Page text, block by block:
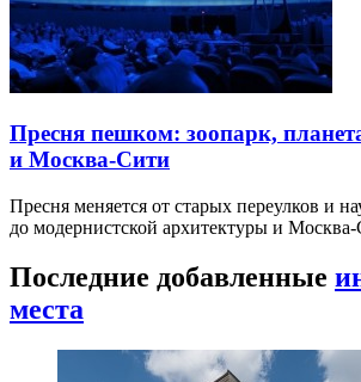
Пресня пешком: зоопарк,
и Москва-Сити
Пресня меняется от старых переулков и
до модернистской архитектуры и
Последние добавленные
места